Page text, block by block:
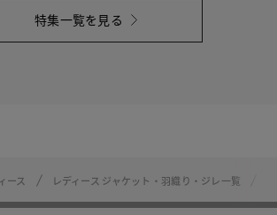
特集一覧を見る
ース レディース ジャケット・羽織り・ジレ一覧